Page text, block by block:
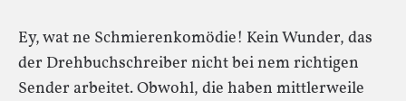
Ey, wat ne Schmierenkomödie! Kein Wunder, das
der Drehbuchschreiber nicht bei nem richtigen
Sender arbeitet. Obwohl, die haben mittlerweile